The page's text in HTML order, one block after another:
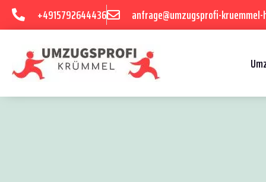
+4915792644436 anfrage@umzugsprofi-